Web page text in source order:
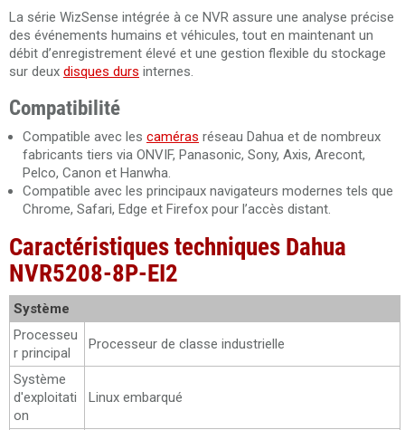
La série WizSense intégrée à ce NVR assure une analyse précise
des événements humains et véhicules, tout en maintenant un
débit d’enregistrement élevé et une gestion flexible du stockage
sur deux disques durs internes.
Compatibilité
Compatible avec les caméras réseau Dahua et de nombreux
fabricants tiers via ONVIF, Panasonic, Sony, Axis, Arecont,
Pelco, Canon et Hanwha.
Compatible avec les principaux navigateurs modernes tels que
Chrome, Safari, Edge et Firefox pour l’accès distant.
Caractéristiques techniques Dahua
NVR5208-8P-EI2
Système
Processeu
r principal
Processeur de classe industrielle
Système
d'exploitati
on
Linux embarqué